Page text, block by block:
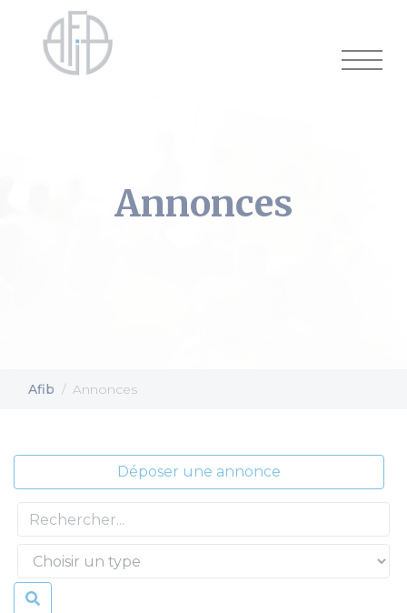
Annonces
Afib Annonces
Déposer une annonce
Type d'annonce
Cookies management panel